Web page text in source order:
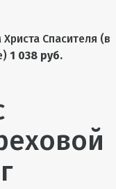
Спасителя (в
1 038 руб.